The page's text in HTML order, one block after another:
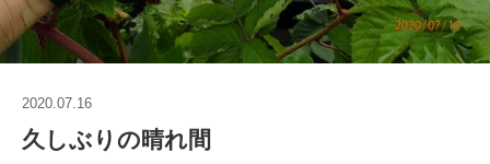
2020.07.16
久しぶりの晴れ間